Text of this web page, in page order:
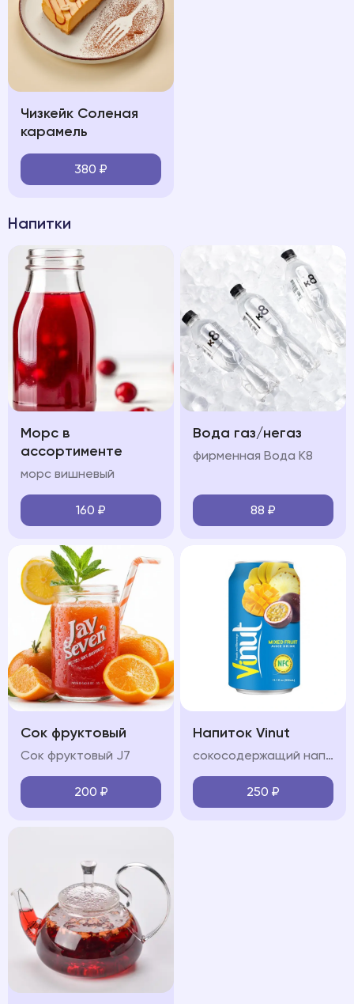
Чизкейк Соленая
карамель
380 ₽
Напитки
Морс в
ассортименте
морс вишневый
160 ₽
Вода газ/негаз
фирменная Вода К8
88 ₽
Сок фруктовый
Сок фруктовый J7
200 ₽
Напиток Vinut
сокосодержащий напиток с разными вкусами на выбор: инжир манго апельсин, яблоко, клюбника
250 ₽